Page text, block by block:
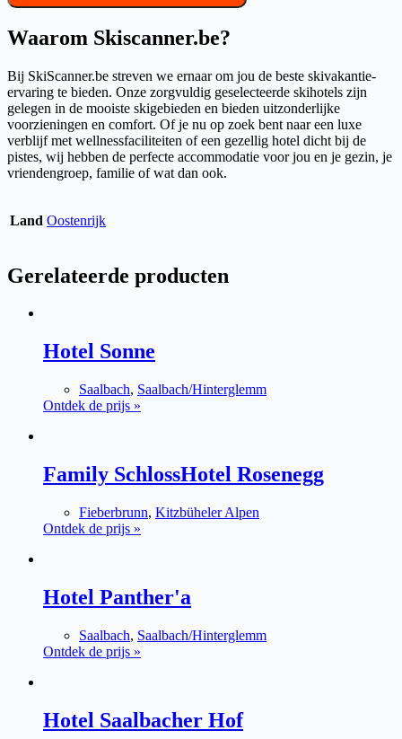
Waarom Skiscanner.be?
Bij SkiScanner.be streven we ernaar om jou de beste skivakantie-
ervaring te bieden. Onze zorgvuldig geselecteerde skihotels zijn
gelegen in de mooiste skigebieden en bieden uitzonderlijke
voorzieningen en comfort. Of je nu op zoek bent naar een luxe
verblijf met wellnessfaciliteiten of een gezellig hotel dicht bij de
pistes, wij hebben de perfecte accommodatie voor jou en je gezin, je
vriendengroep, familie of wat dan ook.
Land Oostenrijk
Gerelateerde producten
Hotel Sonne
Saalbach, Saalbach/Hinterglemm
Ontdek de prijs »
Family SchlossHotel Rosenegg
Fieberbrunn, Kitzbüheler Alpen
Ontdek de prijs »
Hotel Panther'a
Saalbach, Saalbach/Hinterglemm
Ontdek de prijs »
Hotel Saalbacher Hof